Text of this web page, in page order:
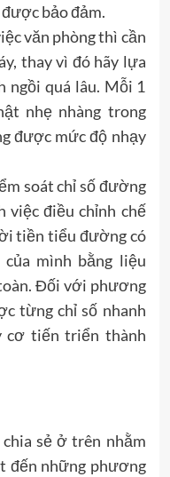
bảo đảm.
văn phòng thì cần
thay vì đó hãy lựa
ngồi quá lâu. Mỗi 1
nhẹ nhàng trong
được mức độ nhạy
soát chỉ số đường
việc điều chỉnh chế
tiền tiểu đường có
mình bằng liệu
Đối với phương
từng chỉ số nhanh
cơ tiến triển thành
sẻ ở trên nhằm
đến những phương